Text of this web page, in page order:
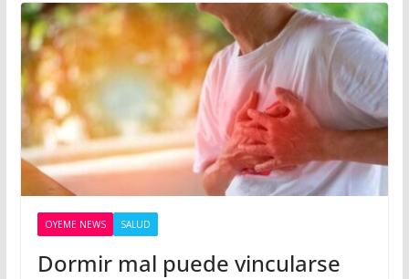
OYEME NEWS SALUD
Dormir mal puede vincularse